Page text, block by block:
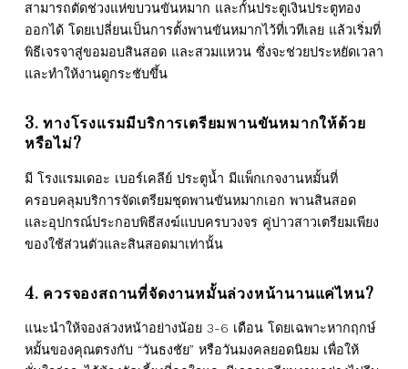
สามารถตัดช่วงแห่ขบวนขันหมาก และกั้นประตูเงินประตูทอง
ออกได้ โดยเปลี่ยนเป็นการตั้งพานขันหมากไว้ที่เวทีเลย แล้วเริ่มที่
พิธีเจรจาสู่ขอมอบสินสอด และสวมแหวน ซึ่งจะช่วยประหยัดเวลา
และทำให้งานดูกระชับขึ้น
3. ทางโรงแรมมีบริการเตรียมพานขันหมากให้ด้วย
หรือไม่?
มี โรงแรมเดอะ เบอร์เคลีย์ ประตูน้ำ มีแพ็กเกจงานหมั้นที่
ครอบคลุมบริการจัดเตรียมชุดพานขันหมากเอก พานสินสอด
และอุปกรณ์ประกอบพิธีสงฆ์แบบครบวงจร คู่บ่าวสาวเตรียมเพียง
ของใช้ส่วนตัวและสินสอดมาเท่านั้น
4. ควรจองสถานที่จัดงานหมั้นล่วงหน้านานแค่ไหน?
แนะนำให้จองล่วงหน้าอย่างน้อย 3-6 เดือน โดยเฉพาะหากฤกษ์
หมั้นของคุณตรงกับ “วันธงชัย” หรือวันมงคลยอดนิยม เพื่อให้